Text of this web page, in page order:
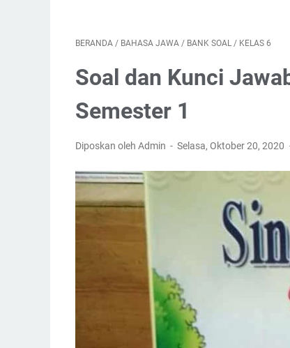
BERANDA / BAHASA JAWA / BANK SOAL / KELAS 6
Soal dan Kunci
Semester 1
Diposkan oleh Admin Selasa, Oktober 20, 2020